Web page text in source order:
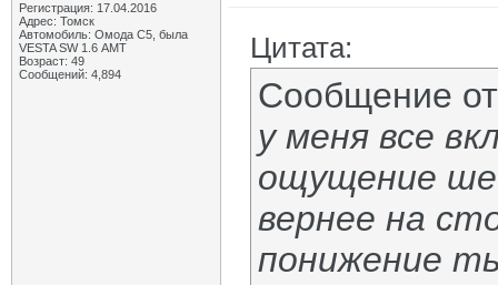
Регистрация: 17.04.2016
Адрес: Томск
Автомобиль: Омода С5, была
VESTA SW 1.6 АМТ
Возраст: 49
Сообщений: 4,894
Цитата:
Сообщение
у меня все
ощущение
вернее на
понижение